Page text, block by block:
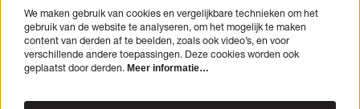
We maken gebruik van cookies en vergelijkbare technieken om het
gebruik van de website te analyseren, om het mogelijk te maken
content van derden af te beelden, zoals ook video’s, en voor
verschillende andere toepassingen. Deze cookies worden ook
geplaatst door derden. Meer informatie…